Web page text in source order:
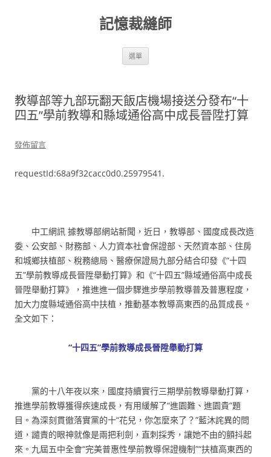
記憶裁縫師
選單
教導部等九部玩翻天飯店機場接送分發布“十
四五”學前教導和縣域通俗高中成長晉陞打算
發佈留言
requestId:68a9f32cacc0d0.25979541.
中工網訊 據教導部網站新聞，近日，教導部、國度成長改造
委、公安部、財務部、人力資本社會保證部、天然資本部、住房
和城鄉扶植部、稅務總局、醫療保證局九部分結合印發《“十四
五”學前教導成長晉陞舉動打算》和《“十四五”縣域通俗高中成長
晉陞舉動打算》，推進進一個步驟進步學前教導普及普惠程度，
加大力度縣域通俗高中扶植，推動基本教導高東西的品質成長。
全文如下：
“十四五”學前教導成長晉陞舉動打算
黨的十八年夜以來，國度持續實行三期學前教導舉動打算，
推進學前教導獲得疾速成長，有用緩解了“進園難、進園貴”題
目。為深刻貫徹落實黨的十“花兒，你怎麼來了？”藍沐詫異的問
道，譴責的眼神就像是兩把利劍，直刺採秀，讓她不由的顫抖起
來。九屆五中全會“完美普惠性學前教導保證機制”“扶植高東西的